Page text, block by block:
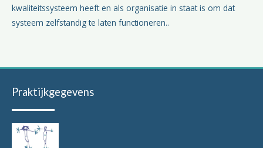
kwaliteitssysteem heeft en als organisatie in staat is om dat
systeem zelfstandig te laten functioneren..
Praktijkgegevens